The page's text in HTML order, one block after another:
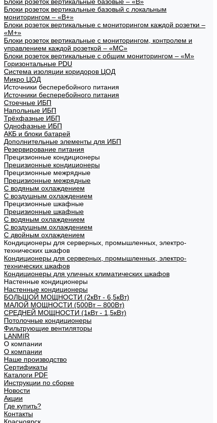
Блоки розеток вертикальные базовый с локальным
мониторингом – «В+»
Блоки розеток вертикальные с мониторингом каждой розетки –
«М+»
Блоки розеток вертикальные с мониторингом, контролем и
управлением каждой розеткой – «МС»
Блоки розеток вертикальные с общим мониторингом – «М»
Горизонтальные PDU
Система изоляции коридоров ЦОД
Микро ЦОД
Источники бесперебойного питания
Источники бесперебойного питания
Стоечные ИБП
Напольные ИБП
Трёхфазные ИБП
Однофазные ИБП
АКБ и блоки батарей
Дополнительные элементы для ИБП
Резервирование питания
Прецизионные кондиционеры
Прецизионные кондиционеры
Прецизионные межрядные
Прецизионные межрядные
С водяным охлаждением
С воздушным охлаждением
Прецизионные шкафные
Прецизионные шкафные
С водяным охлаждением
С воздушным охлаждением
С двойным охлаждением
Кондиционеры для серверных, промышленных, электро-
технических шкафов
Кондиционеры для серверных, промышленных, электро-
технических шкафов
Кондиционеры для уличных климатических шкафов
Настенные кондиционеры
Настенные кондиционеры
БОЛЬШОЙ МОЩНОСТИ (2кВт - 6,5кВт)
МАЛОЙ МОЩНОСТИ (500Вт – 800Вт)
СРЕДНЕЙ МОЩНОСТИ (1кВт - 1,5кВт)
Потолочные кондиционеры
Фильтрующие вентиляторы
LANMIR
О компании
О компании
Наше производство
Сертификаты
Каталоги PDF
Инструкции по сборке
Новости
Акции
Где купить?
Контакты